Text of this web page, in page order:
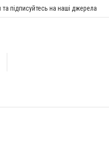
та підписуйтесь на наші джерела